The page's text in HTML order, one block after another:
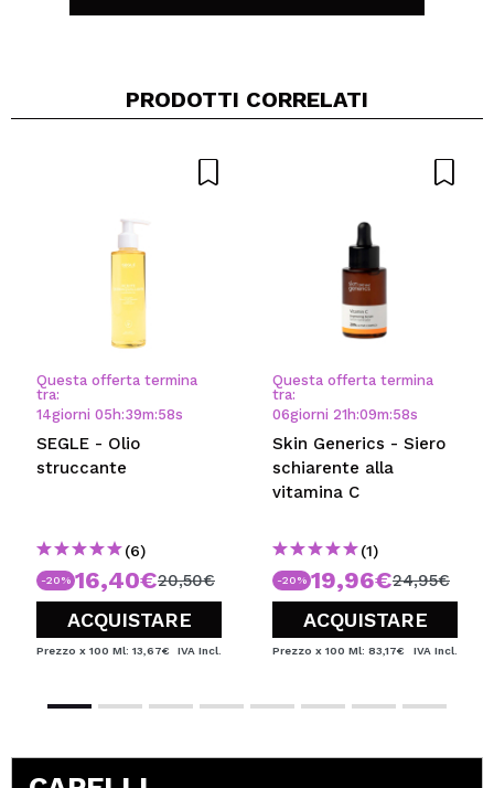
Condividi un video o una foto
PRODOTTI CORRELATI
Questa offerta termina
tra:
14giorni 05 h:39m:58s
SEGLE - Olio
struccante
(6)
-20% 16,40€20,50€
ACQUISTARE
Prezzo x 100 Ml: 13,67€ IVA Incl.
Questa offerta termina
tra:
06giorni 21 h:09m:58s
Skin Generics - Siero
schiarente alla
vitamina C
(1)
-20% 19,96€24,95€
ACQUISTARE
Prezzo x 100 Ml: 83,17€ IVA Incl.